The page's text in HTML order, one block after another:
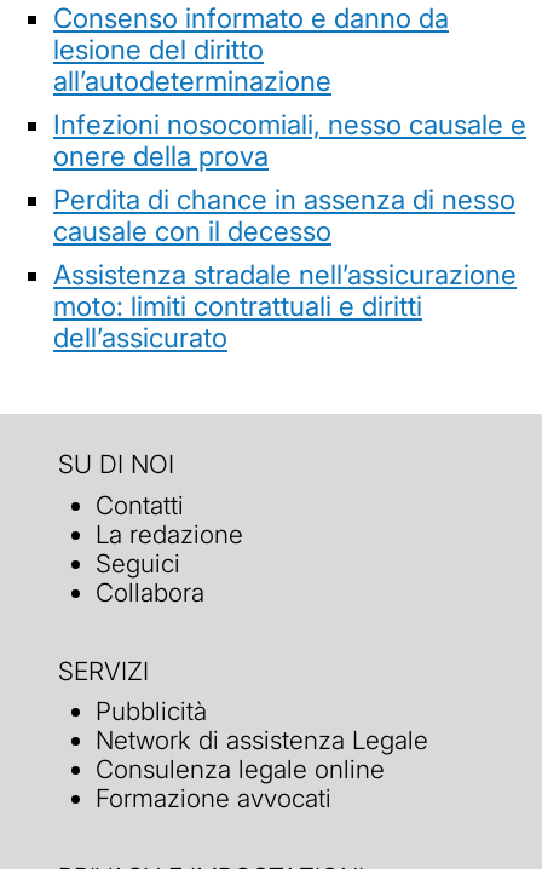
Consenso informato e danno da
lesione del diritto
all’autodeterminazione
Infezioni nosocomiali, nesso causale e
onere della prova
Perdita di chance in assenza di nesso
causale con il decesso
Assistenza stradale nell’assicurazione
moto: limiti contrattuali e diritti
dell’assicurato
SU DI NOI
Contatti
La redazione
Seguici
Collabora
SERVIZI
Pubblicità
Network di assistenza Legale
Consulenza legale online
Formazione avvocati